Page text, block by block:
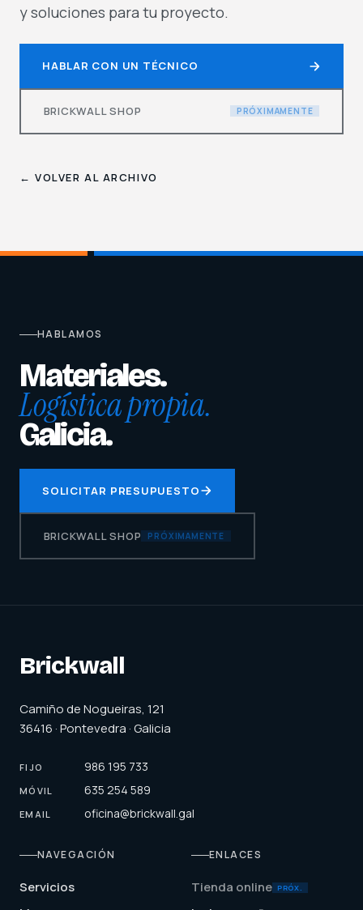
y soluciones para tu proyecto.
HABLAR CON UN TÉCNICO
BRICKWALL SHOP PRÓXIMAMENTE
← VOLVER AL ARCHIVO
HABLAMOS
Materiales.
Logística propia.
Galicia.
SOLICITAR PRESUPUESTO
BRICKWALL SHOP PRÓXIMAMENTE
Brickwall
Camiño de Nogueiras, 121
36416 · Pontevedra · Galicia
FIJO 986 195 733
MÓVIL 635 254 589
EMAIL oficina@brickwall.gal
NAVEGACIÓN
Servicios
ENLACES
Tienda online PRÓX.